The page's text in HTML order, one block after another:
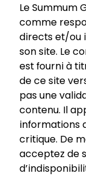
Le Summum
comme
directs et/ou
son site. Le
est fourni à
de ce site
pas une
contenu. Il
informations
critique. De
acceptez de